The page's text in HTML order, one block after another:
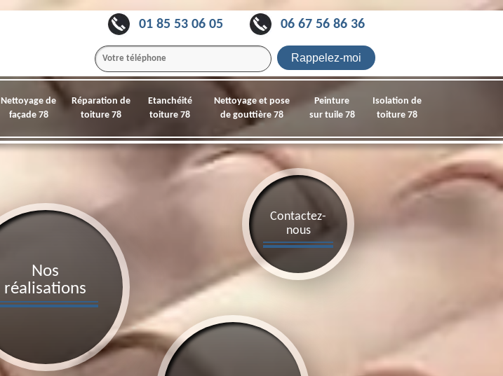
01 85 53 06 05 06 67 56 86 36
Nettoyage de
façade 78
Réparation de
toiture 78
Etanchéité
toiture 78
Nettoyage et pose
de gouttière 78
Peinture
sur tuile 78
Isolation de
toiture 78
Contactez-
nous
Nos
réalisations